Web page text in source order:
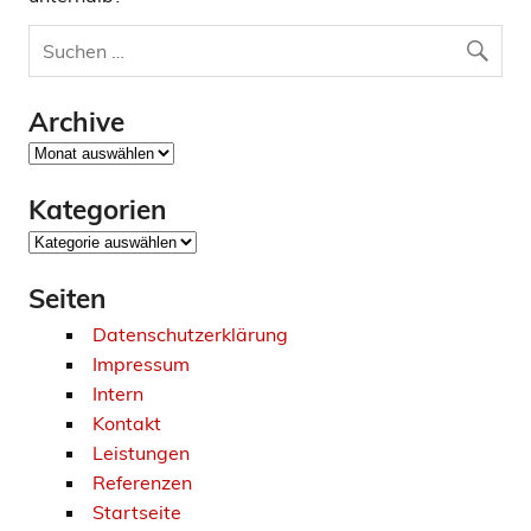
Archive
Archive
Kategorien
Kategorien
Seiten
Datenschutzerklärung
Impressum
Intern
Kontakt
Leistungen
Referenzen
Startseite